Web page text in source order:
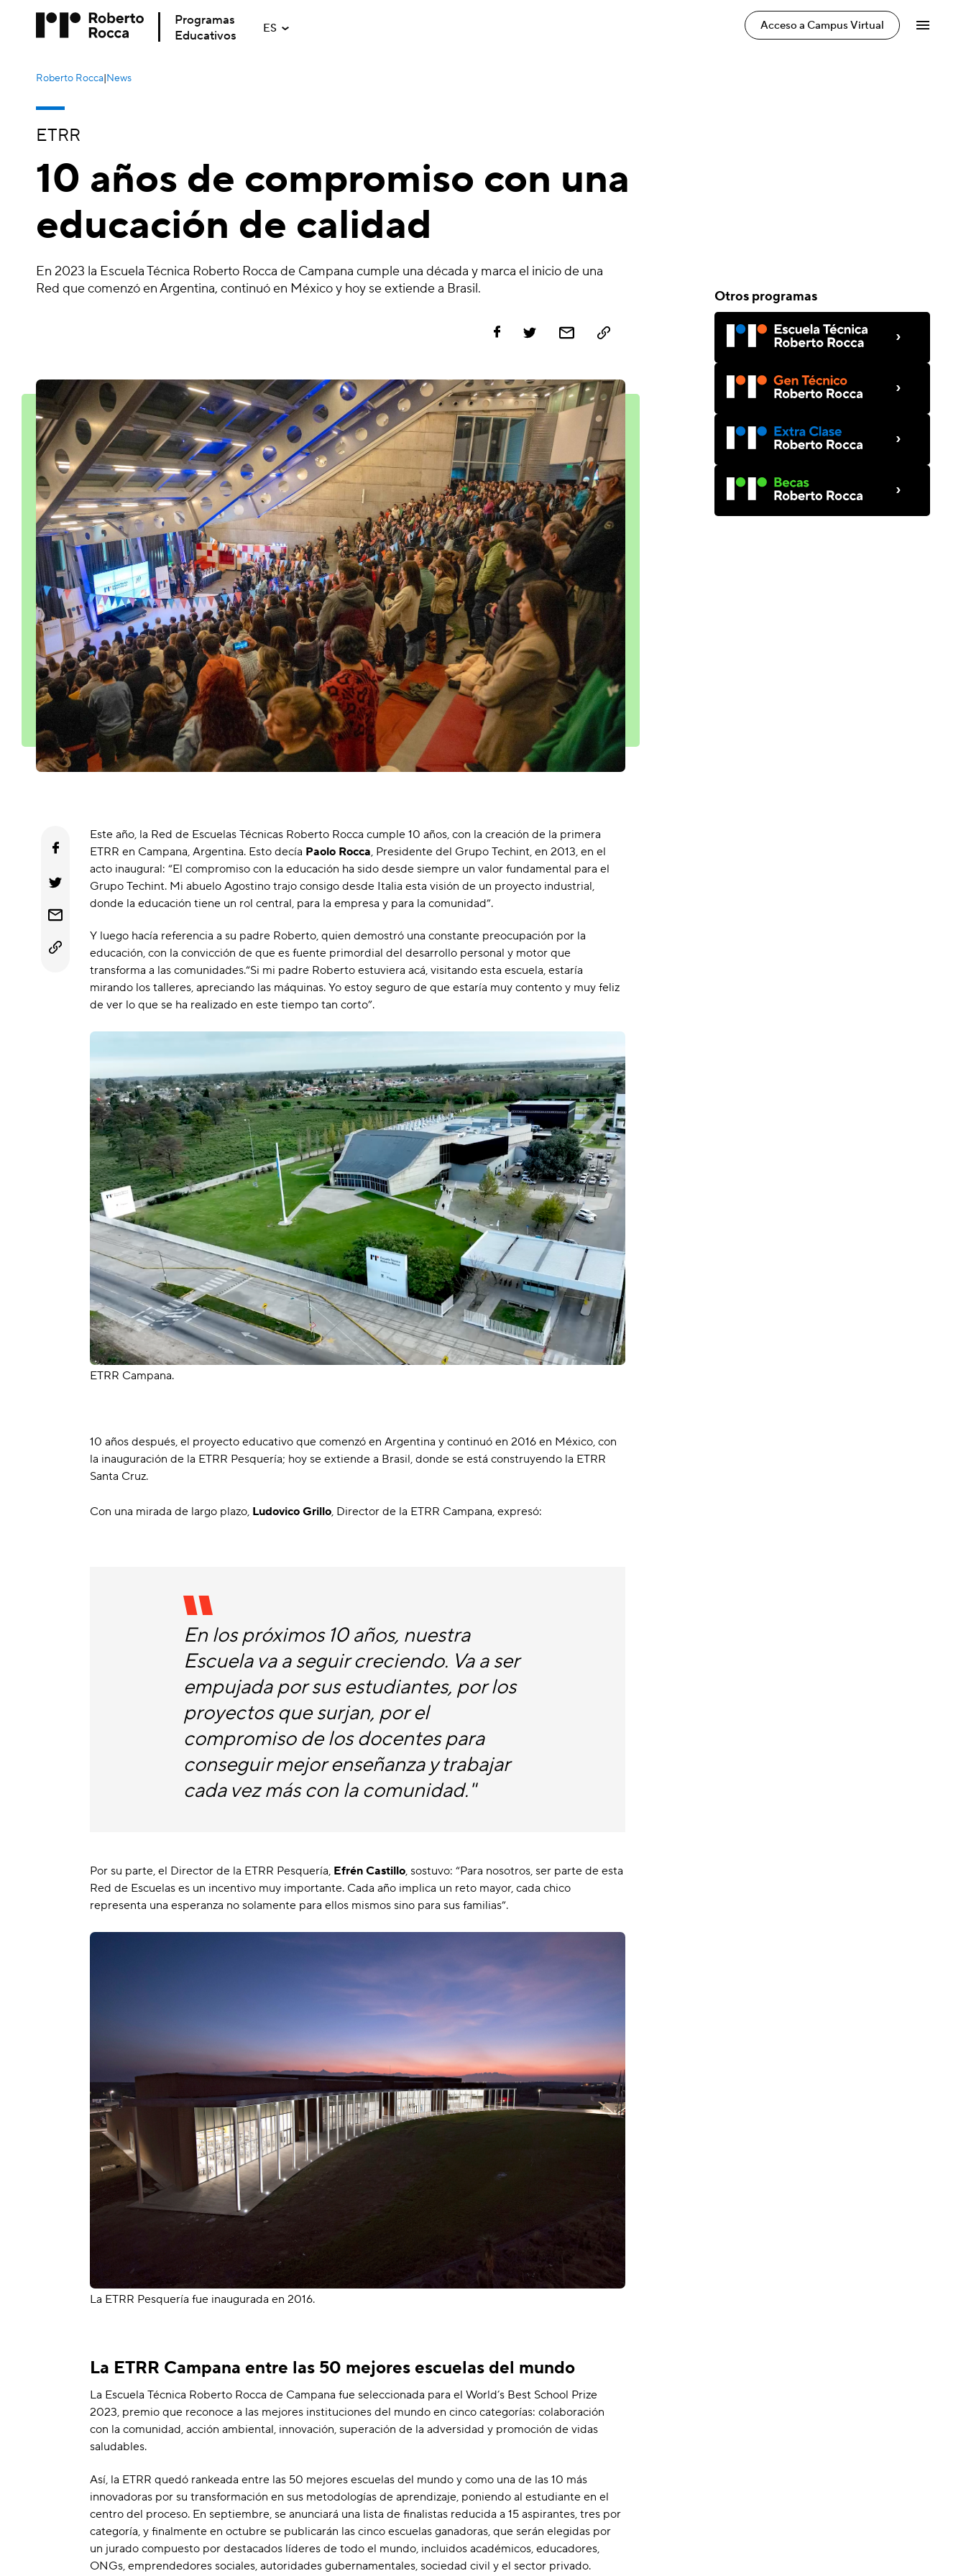
Programas
Educativos
ES Acceso a Campus Virtual
Roberto Rocca|News
ETRR
10 años de compromiso con una
educación de calidad
En 2023 la Escuela Técnica Roberto Rocca de Campana cumple una década y marca el inicio de una
Red que comenzó en Argentina, continuó en México y hoy se extiende a Brasil.
Este año, la Red de Escuelas Técnicas Roberto Rocca cumple 10 años, con la creación de la primera
ETRR en Campana, Argentina. Esto decía Paolo Rocca, Presidente del Grupo Techint, en 2013, en el
acto inaugural: “El compromiso con la educación ha sido desde siempre un valor fundamental para el
Grupo Techint. Mi abuelo Agostino trajo consigo desde Italia esta visión de un proyecto industrial,
donde la educación tiene un rol central, para la empresa y para la comunidad”.
Y luego hacía referencia a su padre Roberto, quien demostró una constante preocupación por la
educación, con la convicción de que es fuente primordial del desarrollo personal y motor que
transforma a las comunidades.“Si mi padre Roberto estuviera acá, visitando esta escuela, estaría
mirando los talleres, apreciando las máquinas. Yo estoy seguro de que estaría muy contento y muy feliz
de ver lo que se ha realizado en este tiempo tan corto”.
ETRR Campana.
10 años después, el proyecto educativo que comenzó en Argentina y continuó en 2016 en México, con
la inauguración de la ETRR Pesquería; hoy se extiende a Brasil, donde se está construyendo la ETRR
Santa Cruz.
Con una mirada de largo plazo, Ludovico Grillo, Director de la ETRR Campana, expresó:
En los próximos 10 años, nuestra
Escuela va a seguir creciendo. Va a ser
empujada por sus estudiantes, por los
proyectos que surjan, por el
compromiso de los docentes para
conseguir mejor enseñanza y trabajar
cada vez más con la comunidad."
Por su parte, el Director de la ETRR Pesquería, Efrén Castillo, sostuvo: “Para nosotros, ser parte de esta
Red de Escuelas es un incentivo muy importante. Cada año implica un reto mayor, cada chico
representa una esperanza no solamente para ellos mismos sino para sus familias”.
La ETRR Pesquería fue inaugurada en 2016.
La ETRR Campana entre las 50 mejores escuelas del mundo
La Escuela Técnica Roberto Rocca de Campana fue seleccionada para el World’s Best School Prize
2023, premio que reconoce a las mejores instituciones del mundo en cinco categorías: colaboración
con la comunidad, acción ambiental, innovación, superación de la adversidad y promoción de vidas
saludables.
Así, la ETRR quedó rankeada entre las 50 mejores escuelas del mundo y como una de las 10 más
innovadoras por su transformación en sus metodologías de aprendizaje, poniendo al estudiante en el
centro del proceso. En septiembre, se anunciará una lista de finalistas reducida a 15 aspirantes, tres por
categoría, y finalmente en octubre se publicarán las cinco escuelas ganadoras, que serán elegidas por
un jurado compuesto por destacados líderes de todo el mundo, incluidos académicos, educadores,
ONGs, emprendedores sociales, autoridades gubernamentales, sociedad civil y el sector privado.
Otros programas
›
›
›
›